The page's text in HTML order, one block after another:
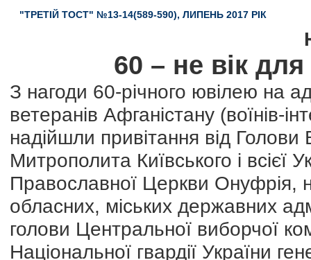
"ТРЕТІЙ ТОСТ" №13-14(589-590), ЛИПЕНЬ 2017 РІК
60 – не вік для
З нагоди 60-річного ювілею на
ветеранів Афганістану (воїнів-
надійшли привітання від
Митрополита Київського і всієї
Православної Церкви Онуфрія,
обласних, міських державних
голови Центральної виборчої
Національної гвардії України